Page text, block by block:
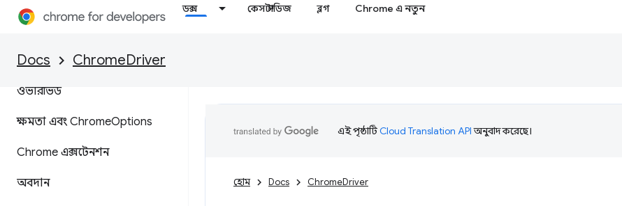
ডক্স কেস স্টাডিজ ব্লগ Chrome এ নতুন
Docs ChromeDriver
ChromeDriver
ওভারভিউ
ক্ষমতা এবং ChromeOptions
Chrome এক্সটেনশন
অবদান
এই পৃষ্ঠাটিCloud Translation APIঅনুবাদ করেছে।
হোম Docs ChromeDriver